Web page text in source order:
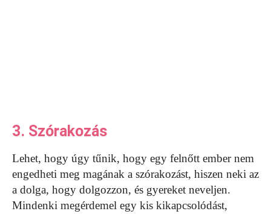
3. Szórakozás
Lehet, hogy úgy tűnik, hogy egy felnőtt ember nem
engedheti meg magának a szórakozást, hiszen neki az
a dolga, hogy dolgozzon, és gyereket neveljen.
Mindenki megérdemel egy kis kikapcsolódást,